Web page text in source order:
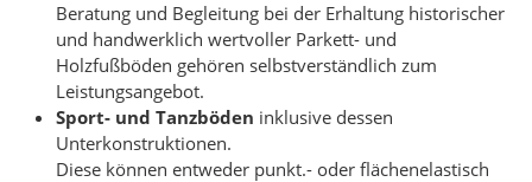
Beratung und Begleitung bei der Erhaltung historischer
und handwerklich wertvoller Parkett- und
Holzfußböden gehören selbstverständlich zum
Leistungsangebot.
Sport- und Tanzböden inklusive dessen
Unterkonstruktionen.
Diese können entweder punkt.- oder flächenelastisch